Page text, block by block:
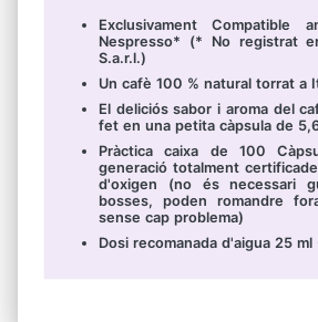
Exclusivament Compatible
Nespresso* (* No registrat
S.a.r.l.)
Un cafè 100 % natural torrat a
El deliciós sabor i aroma del
fet en una petita càpsula de
Pràctica caixa de 100
generació totalment
d'oxigen (no és necessari
bosses, poden romandre
sense cap problema)
Dosi recomanada d'aigua 25